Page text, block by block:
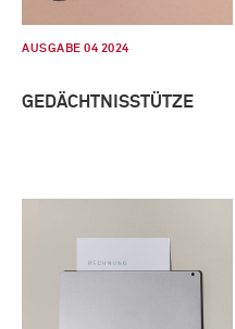
AUSGABE 04 2024
GEDÄCHTNISSTÜTZE